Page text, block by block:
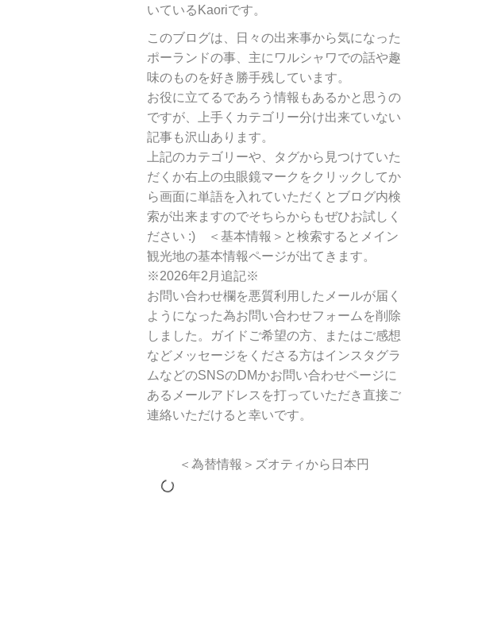
リ
別
検
索
いているKaoriです。
このブログは、日々の出来事から気になった
ポーランドの事、主にワルシャワでの話や趣
味のものを好き勝手残しています。
お役に立てるであろう情報もあるかと思うの
ですが、上手くカテゴリー分け出来ていない
記事も沢山あります。
上記のカテゴリーや、タグから見つけていた
だくか右上の虫眼鏡マークをクリックしてか
ら画面に単語を入れていただくとブログ内検
索が出来ますのでそちらからもぜひお試しく
ださい :) ＜基本情報＞と検索するとメイン
観光地の基本情報ページが出てきます。
※2026年2月追記※
お問い合わせ欄を悪質利用したメールが届く
ようになった為お問い合わせフォームを削除
しました。ガイドご希望の方、またはご感想
などメッセージをくださる方はインスタグラ
ムなどのSNSのDMかお問い合わせページに
あるメールアドレスを打っていただき直接ご
連絡いただけると幸いです。
＜為替情報＞ズオティから日本円